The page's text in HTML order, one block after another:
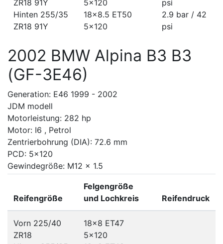
ZR18 91Y
Hinten 255/35
ZR18 91Y
5x120
18x8.5 ET50
5x120
psi
2.9 bar / 42
psi
2002 BMW Alpina B3 B3
(GF-3E46)
Generation: E46 1999 - 2002
JDM modell
Motorleistung: 282 hp
Motor: I6 , Petrol
Zentrierbohrung (DIA): 72.6 mm
PCD: 5x120
Gewindegröße: M12 x 1.5
Reifengröße
Felgengröße
und Lochkreis
Reifendruck
Vorn 225/40
ZR18
18x8 ET47
5x120